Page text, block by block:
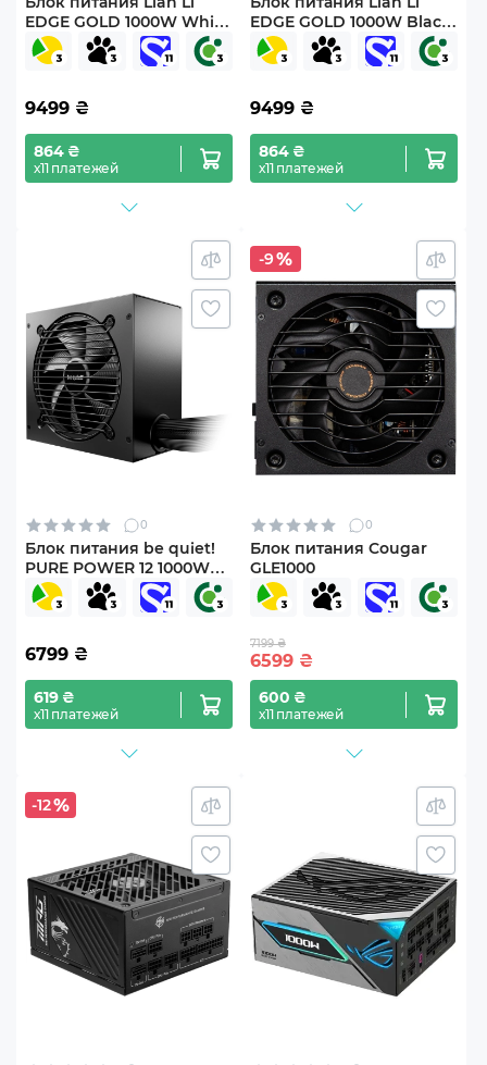
EDGE GOLD 1000W White
with Hub, EU Cord
(G9P.EG1000G.WH00.EU)
9499 ₴
864 ₴
х11 платежей
EDGE GOLD 1000W Black
with Hub, EU Cord
(G9P.EG1000G.BH00.EU)
9499 ₴
864 ₴
х11 платежей
0
Блок питания be quiet!
PURE POWER 12 1000W
(BP005EU)
6799 ₴
619 ₴
х11 платежей
-9
0
Блок питания Cougar
GLE1000
7199 ₴
6599 ₴
600 ₴
х11 платежей
-12